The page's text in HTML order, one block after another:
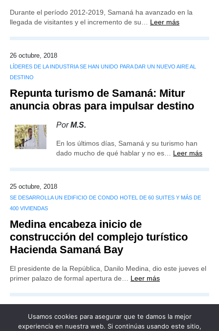
Durante el período 2012-2019, Samaná ha avanzado en la
llegada de visitantes y el incremento de su… Leer más
26 octubre, 2018
LÍDERES DE LA INDUSTRIA SE HAN UNIDO PARA DAR UN NUEVO AIRE AL
DESTINO
Repunta turismo de Samaná: Mitur
anuncia obras para impulsar destino
PorM.S.
En los últimos días, Samaná y su turismo han
dado mucho de qué hablar y no es… Leer más
25 octubre, 2018
SE DESARROLLA UN EDIFICIO DE CONDO HOTEL DE 60 SUITES Y MÁS DE
400 VIVIENDAS
Medina encabeza inicio de
construcción del complejo turístico
Hacienda Samaná Bay
El presidente de la República, Danilo Medina, dio este jueves el
primer palazo de formal apertura de… Leer más
Usamos cookies para asegurar que te damos la mejor
experiencia en nuestra web. Si continúas usando este sitio,